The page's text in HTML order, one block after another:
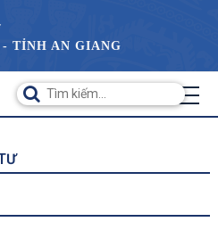
TỈNH AN GIANG